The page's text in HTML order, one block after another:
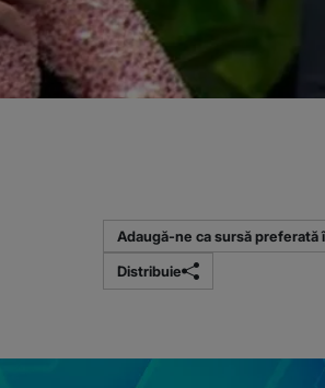
Adaugă-ne ca sursă preferată
Distribuie